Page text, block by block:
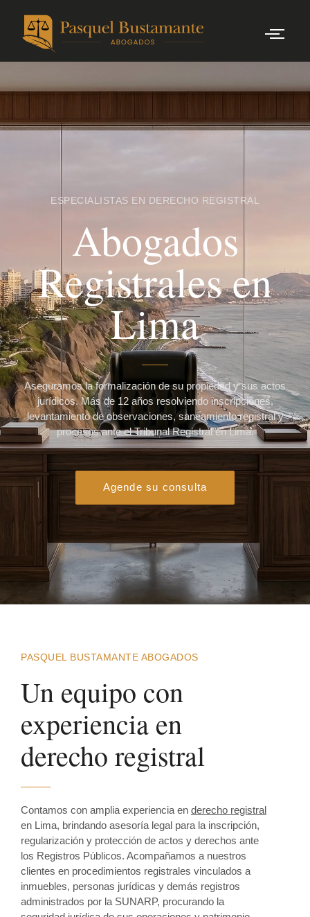
ESPECIALISTAS EN DERECHO REGISTRAL
Abogados
Registrales en
Lima
Aseguramos la formalización de su propiedad y sus actos
jurídicos. Más de 12 años resolviendo inscripciones,
levantamiento de observaciones, saneamiento registral y
procesos ante el Tribunal Registral en Lima.
Agende su consulta
PASQUEL BUSTAMANTE ABOGADOS
Un equipo con
experiencia en
derecho registral
Contamos con amplia experiencia en derecho registral
en Lima, brindando asesoría legal para la inscripción,
regularización y protección de actos y derechos ante
los Registros Públicos. Acompañamos a nuestros
clientes en procedimientos registrales vinculados a
inmuebles, personas jurídicas y demás registros
administrados por la SUNARP, procurando la